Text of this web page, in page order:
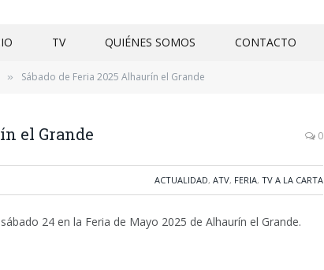
TV QUIÉNES SOMOS CONTACTO
» Sábado de Feria 2025 Alhaurín el Grande
el Grande 0
ACTUALIDAD, ATV, FERIA, TV A LA CARTA
24 en la Feria de Mayo 2025 de Alhaurín el Grande.